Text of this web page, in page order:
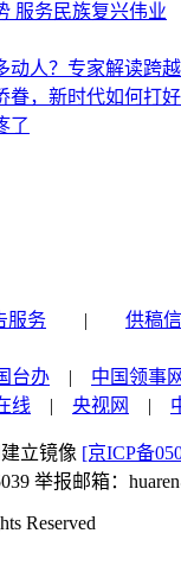
服务民族复兴伟业
动人？专家解读跨
眷，新时代如何打
了
服务 | 供稿
台办 | 中国领事
线 | 央视网 |
立镜像 [京ICP备
举报邮箱：
Reserved